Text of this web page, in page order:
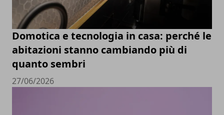
Domotica e tecnologia in casa: perché le
abitazioni stanno cambiando più di
quanto sembri
27/06/2026